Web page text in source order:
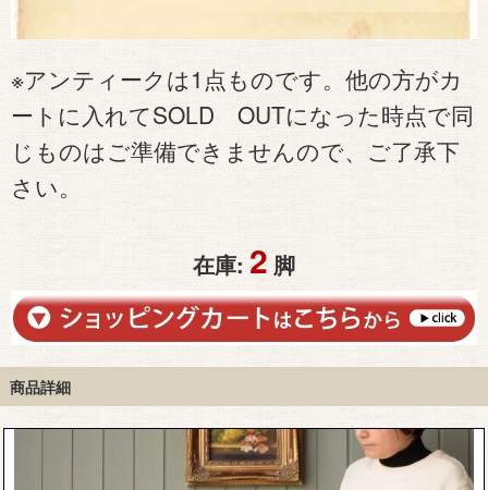
※アンティークは1点ものです。他の方がカ
ートに入れてSOLD OUTになった時点で同
じものはご準備できませんので、ご了承下
さい。
在庫: 2 脚
商品詳細